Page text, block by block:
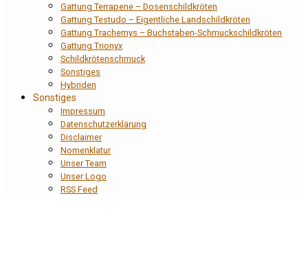
Gattung Terrapene – Dosenschildkröten
Gattung Testudo – Eigentliche Landschildkröten
Gattung Trachemys – Buchstaben-Schmuckschildkröten
Gattung Trionyx
Schildkrötenschmuck
Sonstiges
Hybriden
Sonstiges
Impressum
Datenschutzerklärung
Disclaimer
Nomenklatur
Unser Team
Unser Logo
RSS Feed